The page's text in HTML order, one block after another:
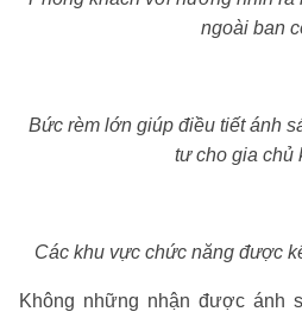
ngoài ban
Bức rèm lớn giúp điều tiết ánh
tư cho gia chủ
Các khu vực chức năng được
Không những nhận được ánh